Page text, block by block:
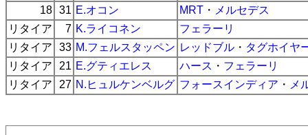
18 31 E.オコン MRT ・ メルセデス
リタイア
7 K.ライコネン
フェラーリ
リタイア
33 M.フェルスタッペン レッドブル ・ タグホイヤ
リタイア
21 E.グティエレス ハース ・ フェラーリ
リタイア
27 N.ヒュルケンベルグ フォースインディア ・ メ